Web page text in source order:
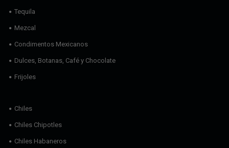
Tequila
Mezcal
Condimentos Mexicanos
Dulces, Botanas, Café y Chocolate
Frijoles
Chiles
Chiles Chipotles
Chiles Habaneros